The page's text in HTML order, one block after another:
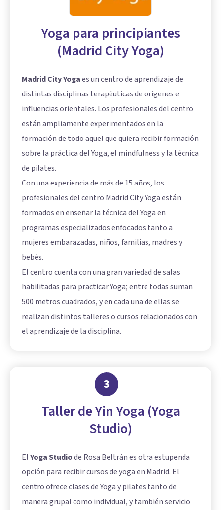
Yoga para principiantes
(Madrid City Yoga)
Madrid City Yogaes un centro de aprendizaje de
distintas disciplinas terapéuticas de orígenes e
influencias orientales. Los profesionales del centro
están ampliamente experimentados en la
formación de todo aquel que quiera recibir formación
sobre la práctica del Yoga, el mindfulness y la técnica
de pilates.
Con una experiencia de más de 15 años, los
profesionales del centro Madrid City Yoga están
formados en enseñar la técnica del Yoga en
programas especializados enfocados tanto a
mujeres embarazadas, niños, familias, madres y
bebés.
El centro cuenta con una gran variedad de salas
habilitadas para practicar Yoga; entre todas suman
500 metros cuadrados, y en cada una de ellas se
realizan distintos talleres o cursos relacionados con
el aprendizaje de la disciplina.
3
Taller de Yin Yoga (Yoga
Studio)
ElYoga Studiode Rosa Beltrán es otra estupenda
opción para recibir cursos de yoga en Madrid. El
centro ofrece clases de Yoga y pilates tanto de
manera grupal como individual, y también servicio